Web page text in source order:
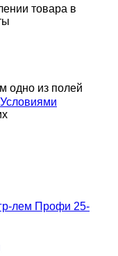
товара в
одно из полей
Условиями
лем Профи 25-